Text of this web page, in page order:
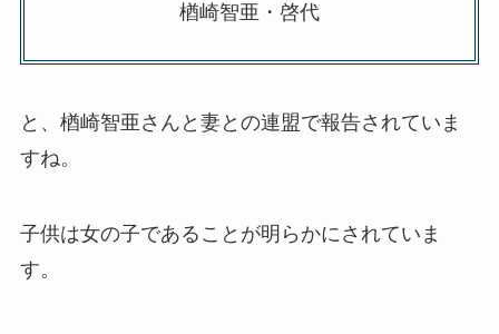
楢崎智亜・啓代
と、楢崎智亜さんと妻との連盟で報告されていま
すね。
子供は女の子であることが明らかにされていま
す。